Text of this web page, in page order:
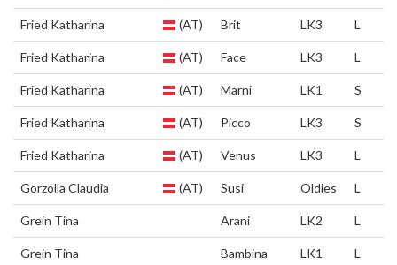
Fried Katharina (AT) Brit LK3 L
Fried Katharina (AT) Face LK3 L
Fried Katharina (AT) Marni LK1 S
Fried Katharina (AT) Picco LK3 S
Fried Katharina (AT) Venus LK3 L
Gorzolla Claudia (AT) Susi Oldies L
Grein Tina Arani LK2 L
Grein Tina Bambina LK1 L